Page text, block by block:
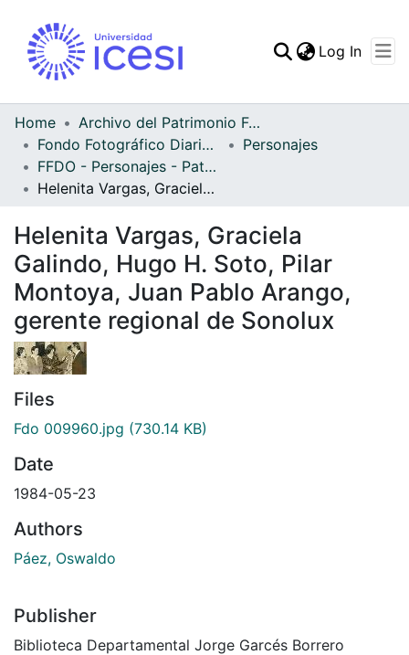
Statistics
Log In
Home
Archivo del Patrimonio Fotográfico y Fílmico del Valle del Cauca
Fondo Fotográfico Diario Occidente
Personajes
FFDO - Personajes - Patrimonial
Helenita Vargas, Graciela Galindo, Hugo H. Soto, Pilar Montoya, Juan Pablo Arango, gerente regional de Sonolux
Helenita Vargas, Graciela
Galindo, Hugo H. Soto, Pilar
Montoya, Juan Pablo Arango,
gerente regional de Sonolux
Files
Fdo 009960.jpg (730.14 KB)
Date
1984-05-23
Authors
Páez, Oswaldo
Publisher
Biblioteca Departamental Jorge Garcés Borrero